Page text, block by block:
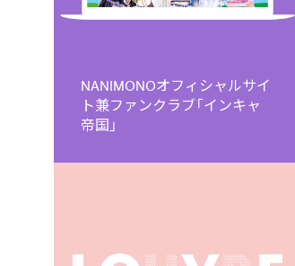
NANIMONOオフィシャルサイ
ト兼ファンクラブ「インキャ
帝国」